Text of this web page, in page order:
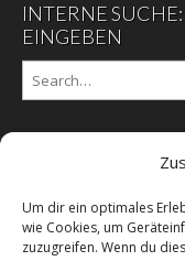
Um dir ein optimales
wie Cookies, um
zuzugreifen. Wenn du
INTERNE
EINGEBEN
Datenschutzerklärung
DER SCHWARZE EGON